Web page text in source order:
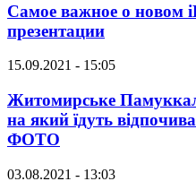
Самое важное о новом
презентации
15.09.2021 - 15:05
Житомирське
на який їдуть
ФОТО
03.08.2021 - 13:03